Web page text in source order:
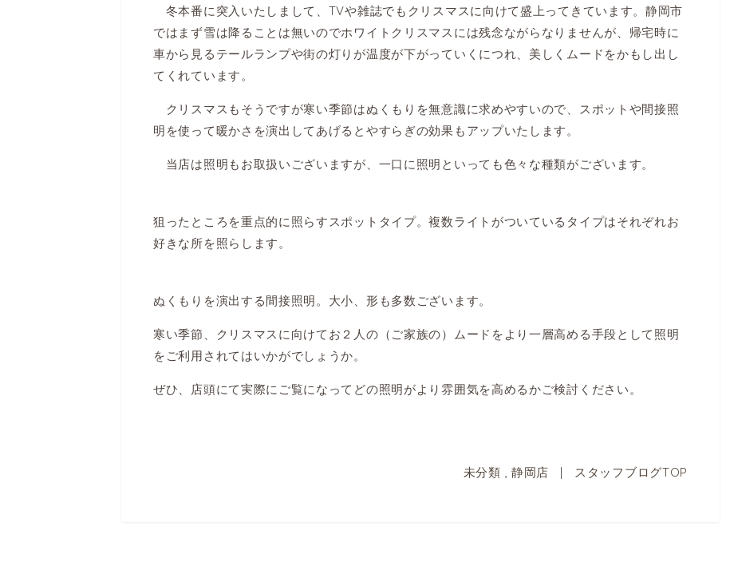
冬本番に突入いたしまして、TVや雑誌でもクリスマスに向けて盛上ってきています。静岡市
ではまず雪は降ることは無いのでホワイトクリスマスには残念ながらなりませんが、帰宅時に
車から見るテールランプや街の灯りが温度が下がっていくにつれ、美しくムードをかもし出し
てくれています。
クリスマスもそうですが寒い季節はぬくもりを無意識に求めやすいので、スポットや間接照
明を使って暖かさを演出してあげるとやすらぎの効果もアップいたします。
当店は照明もお取扱いございますが、一口に照明といっても色々な種類がございます。
狙ったところを重点的に照らすスポットタイプ。複数ライトがついているタイプはそれぞれお
好きな所を照らします。
ぬくもりを演出する間接照明。大小、形も多数ございます。
寒い季節、クリスマスに向けてお２人の（ご家族の）ムードをより一層高める手段として照明
をご利用されてはいかがでしょうか。
ぜひ、店頭にて実際にご覧になってどの照明がより雰囲気を高めるかご検討ください。
未分類 , 静岡店 | スタッフブログTOP